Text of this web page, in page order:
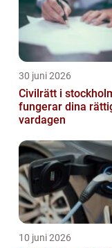
30 juni 2026
Civilrätt i stockholm
fungerar dina
vardagen
10 juni 2026